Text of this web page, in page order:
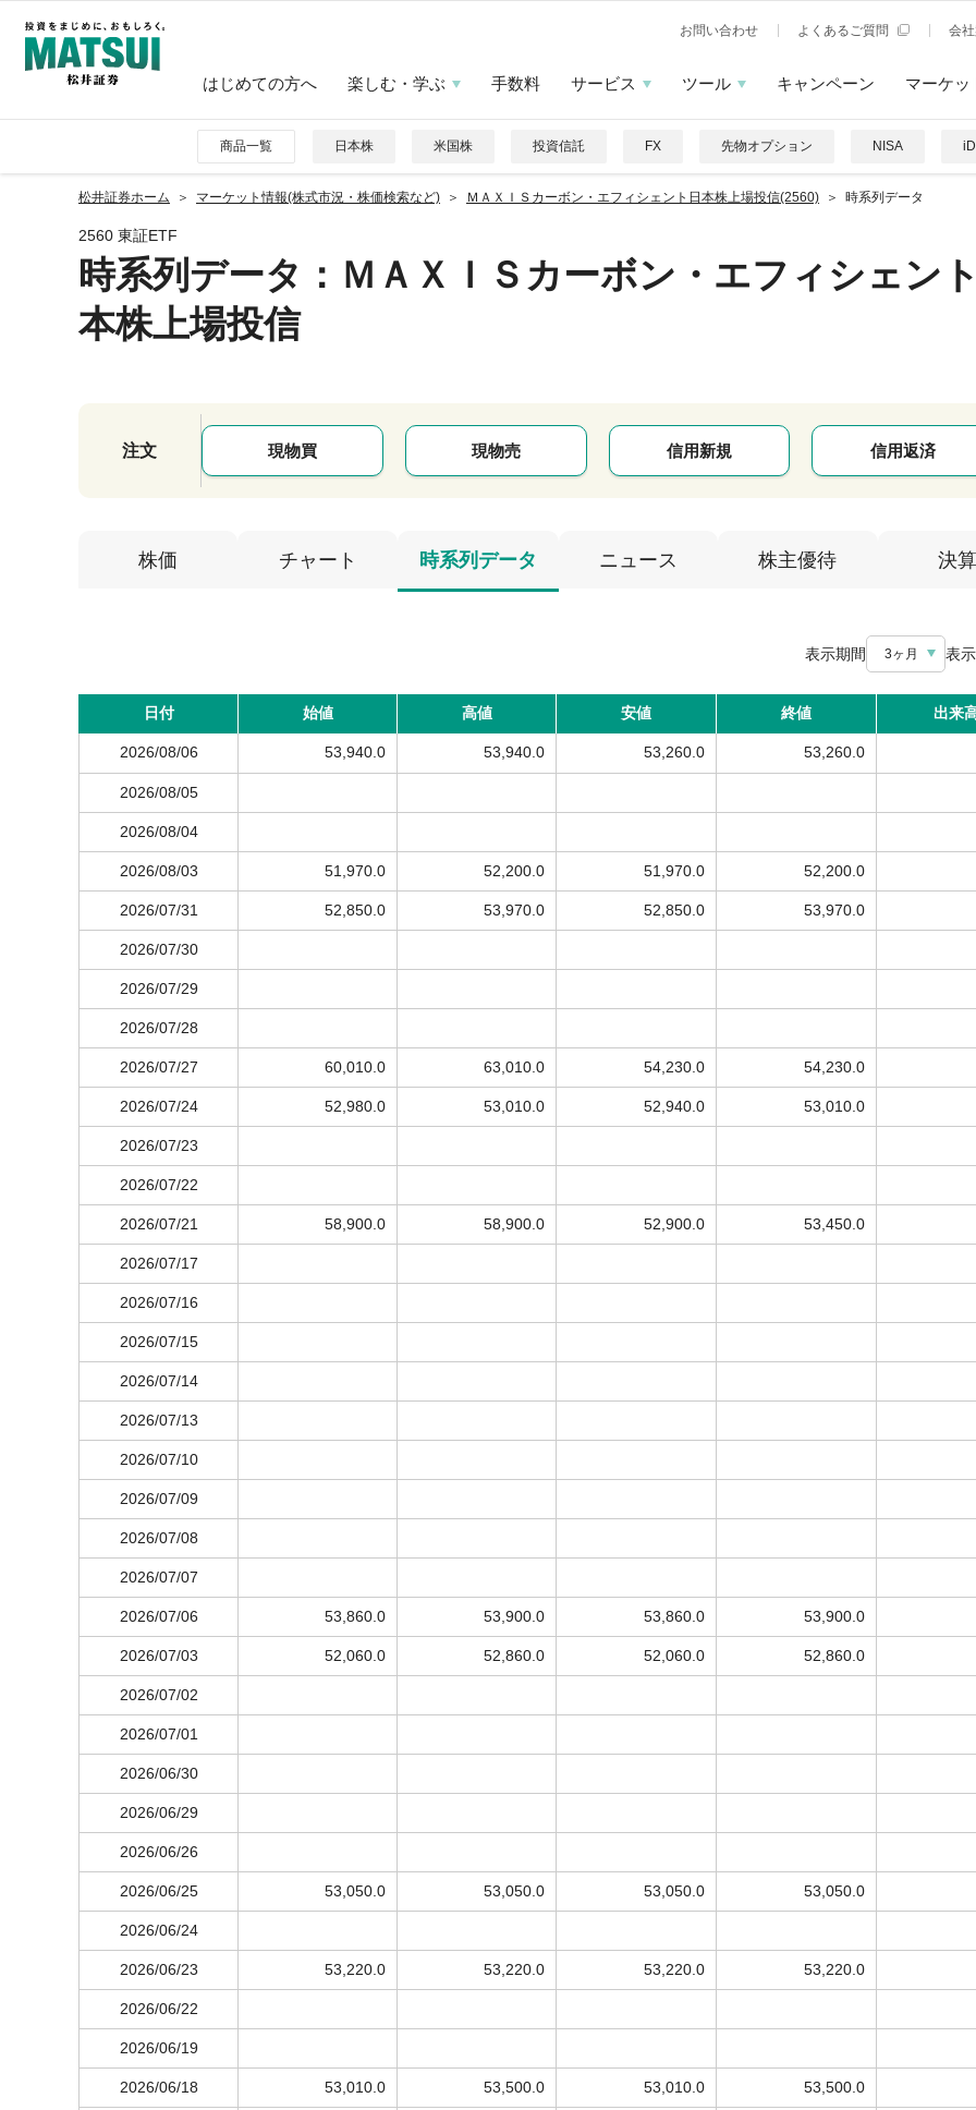
お問い合わせ よくあるご質問 会
はじめての方へ 楽しむ・学ぶ 手数料 サービス ツール キャンペーン マーケッ
商品一覧 日本株 米国株 投資信託 FX 先物オプション NISA
松井証券ホーム マーケット情報(株式市況・株価検索など) ＭＡＸＩＳカーボン・エフィシェント日本株上場投信(2560) 時系列データ
2560 東証ETF
時系列データ ：ＭＡＸＩＳカーボン・エフィシェン
本株上場投信
注文 現物買 現物売 信用新規 信用返済
株価 チャート 時系列データ ニュース 株主優待 決算
表示期間 3ヶ月 表
日付 始値 高値 安値 終値 出来
2026/08/06 53,940.0 53,940.0 53,260.0 53,260.0
2026/08/05
2026/08/04
2026/08/03 51,970.0 52,200.0 51,970.0 52,200.0
2026/07/31 52,850.0 53,970.0 52,850.0 53,970.0
2026/07/30
2026/07/29
2026/07/28
2026/07/27 60,010.0 63,010.0 54,230.0 54,230.0
2026/07/24 52,980.0 53,010.0 52,940.0 53,010.0
2026/07/23
2026/07/22
2026/07/21 58,900.0 58,900.0 52,900.0 53,450.0
2026/07/17
2026/07/16
2026/07/15
2026/07/14
2026/07/13
2026/07/10
2026/07/09
2026/07/08
2026/07/07
2026/07/06 53,860.0 53,900.0 53,860.0 53,900.0
2026/07/03 52,060.0 52,860.0 52,060.0 52,860.0
2026/07/02
2026/07/01
2026/06/30
2026/06/29
2026/06/26
2026/06/25 53,050.0 53,050.0 53,050.0 53,050.0
2026/06/24
2026/06/23 53,220.0 53,220.0 53,220.0 53,220.0
2026/06/22
2026/06/19
2026/06/18 53,010.0 53,500.0 53,010.0 53,500.0